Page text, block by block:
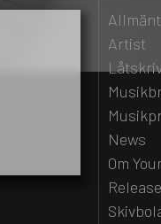
Allmänt
Artist
News
Om